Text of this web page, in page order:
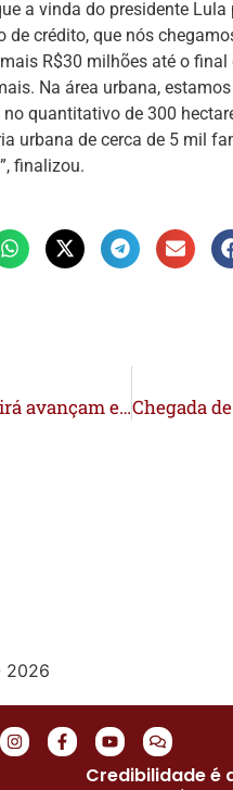
a vinda do presidente
de crédito, que nós
R$30 milhões até o
Na área urbana,
quantitativo de 300
urbana de cerca de 5 mil
finalizou.
Obras da ponte do Rio Andirá avançam e chegam a 40% da execução
Credibilidade é